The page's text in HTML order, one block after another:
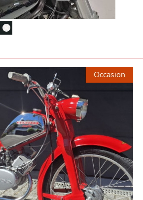
option
Remove option
Occasion